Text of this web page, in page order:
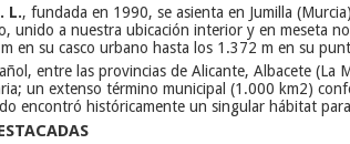
L., fundada en 1990, se asienta en Jumilla
unido a nuestra ubicación interior y en meseta
en su casco urbano hasta los 1.372 m en su
entre las provincias de Alicante, Albacete
un extenso término municipal (1.000 km2)
encontró históricamente un singular hábitat